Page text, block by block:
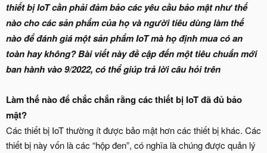
thiết bị IoT cần phải đảm bảo các yêu cầu bảo mật như thế
nào cho các sản phẩm của họ và người tiêu dùng làm thế
nào để đánh giá một sản phẩm IoT mà họ định mua có an
toàn hay không? Bài viết này đề cập đến một tiêu chuẩn mới
ban hành vào 9/2022, có thể giúp trả lời câu hỏi trên
Làm thế nào để chắc chắn rằng các thiết bị IoT đã đủ bảo
mật?
Các thiết bị IoT thường ít được bảo mật hơn các thiết bị khác. Các
thiết bị này vốn là các “hộp đen”, có nghĩa là chúng được quản lý